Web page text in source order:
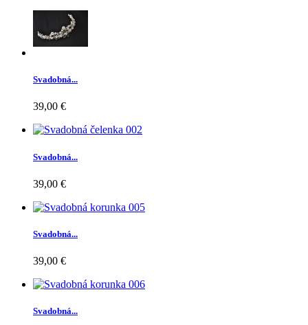
Svadobná...
39,00 €
Svadobná...
39,00 €
Svadobná...
39,00 €
Svadobná...